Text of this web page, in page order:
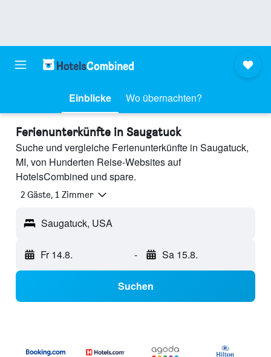
Einblicke Wo übernachten?
Ferienunterkünfte in Saugatuck
Suche und vergleiche Ferienunterkünfte in Saugatuck,
MI, von Hunderten Reise-Websites auf
HotelsCombined und spare.
2 Gäste, 1 Zimmer
Saugatuck, USA
Fr 14.8. - Sa 15.8.
Suchen